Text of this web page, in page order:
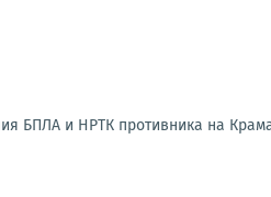
БПЛА и НРТК противника на